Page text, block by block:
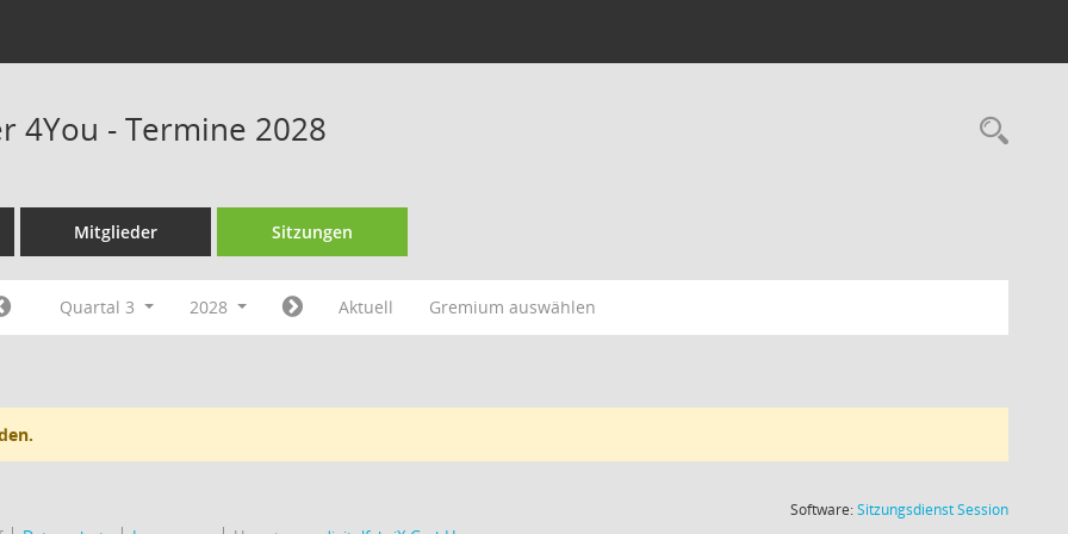
4You - Termine 2028
Mitglieder Sitzungen
Quartal 3 2028 Aktuell Gremium auswählen
Software:SitzungsdienstSession(Wird in